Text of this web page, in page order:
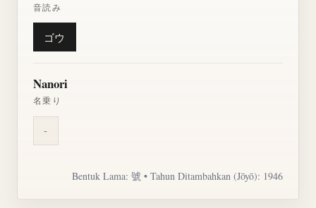
音読み
ゴウ
Nanori
名乗り
-
Bentuk Lama: 號 • Tahun Ditambahkan (Jōyō): 1946